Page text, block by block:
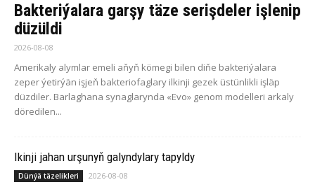
Bakteriýalara garşy täze serişdeler işlenip
düzüldi
2026-08-08
Amerikaly alymlar emeli aňyň kömegi bilen diňe bakteriýalara
zeper ýetirýän işjeň bakteriofaglary ilkinji gezek üstünlikli işläp
düzdiler. Barlaghana synaglarynda «Evo» genom modelleri arkaly
döredilen...
Ikinji jahan urşunyň galyndylary tapyldy
Dünýä täzelikleri 2026-08-08